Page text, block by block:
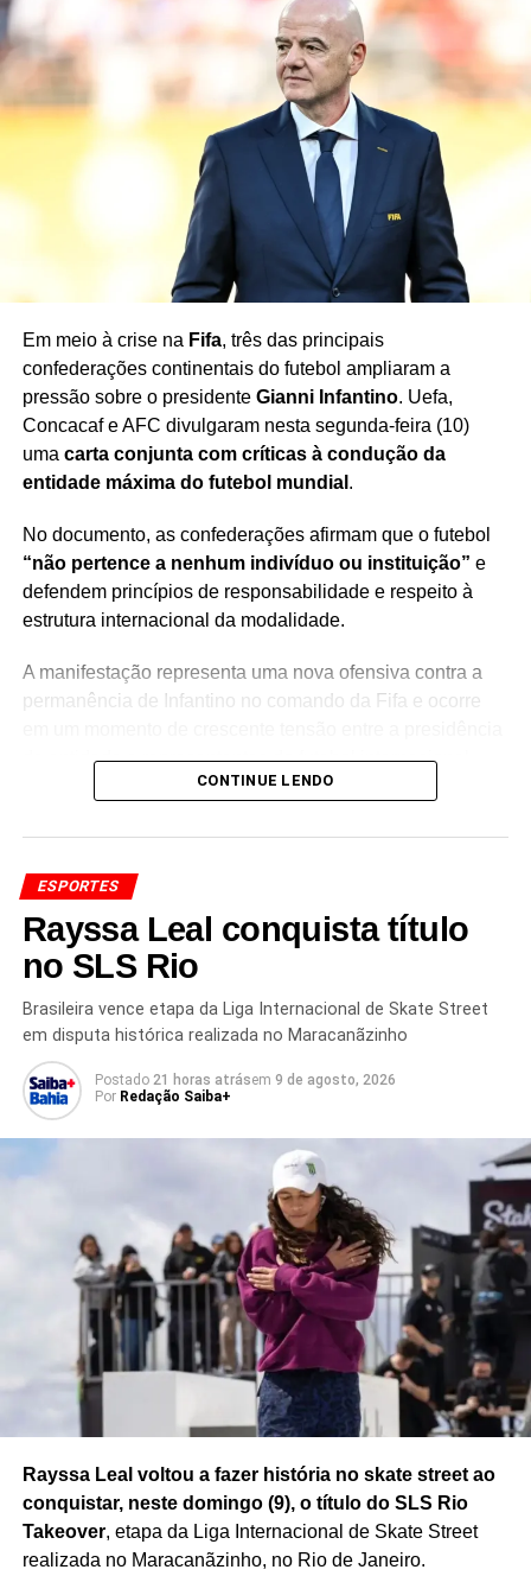
TÓPICOS RELACIONADOS
ACIDENTE DE MOTO
AEK ATENAS
BOLOGNA
CARREIRA DE MARIOS OIKONOMOU
DEFENSOR GREGO
EX-JOGADOR DE FUTEBOL
EX-ZAGUEIRO DA GRÉCIA
FUTEBOL EUROPEU
FUTEBOL INTERNACIONAL
JOGADOR GREGO
LESÃO CEREBRAL
LUTO NO FUTEBOL
NOTÍCIA DO FUTEBOL
SELEÇÃO DA GRÉCIA
PRÓXIMO
Vitória busca vantagem na final da Copa do
Nordeste
NÃO PERCA
em Roland Garros
Em meio à crise na Fifa, três das principais
confederações continentais do futebol ampliaram a
pressão sobre o presidente Gianni Infantino. Uefa,
Concacaf e AFC divulgaram nesta segunda-feira (10)
uma carta conjunta com críticas à condução da
entidade máxima do futebol mundial .
No documento, as confederações afirmam que o futebol
“não pertence a nenhum indivíduo ou instituição” e
defendem princípios de responsabilidade e respeito à
estrutura internacional da modalidade.
A manifestação representa uma nova ofensiva contra a
permanência de Infantino no comando da Fifa e ocorre
da entidade e representantes do futebol internacional.
europeias, a Concacaf, responsável pelo futebol da
representa as associações asiáticas, uniram seus
posicionamentos em uma iniciativa conjunta.
A carta coloca em evidência o debate sobre a
governança do futebol mundiale sobre os limites da
atuação da presidência da Fifa. As entidades signatárias
reforçaram que decisões relacionadas ao esporte devem
respeitar os diferentes integrantes da comunidade
internacional do futebol.
A ofensiva ocorre em um cenário de questionamentos
sobre a gestão de Infantino e pode aumentar a pressão
política dentro da estrutura da Fifa.
O posicionamento conjunto das três confederações
também demonstra a preocupação de parte significativa
do futebol internacional com os rumos da entidade e abre
espaço para novos debates sobre a liderança da
organização.
Redação Saiba+
CONTINUE LENDO
ESPORTES
Rayssa Leal conquista título
no SLS Rio
Brasileira vence etapa da Liga Internacional de Skate Street
em disputa histórica realizada no Maracanãzinho
Postado 21 horas atrásem 9 de agosto, 2026
Por Redação Saiba+
Rayssa Leal voltou a fazer história no skate street ao
conquistar, neste domingo (9), o título do SLS Rio
Takeover, etapa da Liga Internacional de Skate Street
realizada no Maracanãzinho, no Rio de Janeiro.